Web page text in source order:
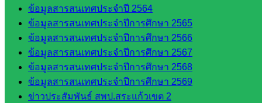
ข้อมูลสารสนเทศประจำปี 2564
ข้อมูลสารสนเทศประจำปีการศึกษา 2565
ข้อมูลสารสนเทศประจำปีการศึกษา 2566
ข้อมูลสารสนเทศประจำปีการศึกษา 2567
ข้อมูลสารสนเทศประจำปีการศึกษา 2568
ข้อมูลสารสนเทศประจำปีการศึกษา 2569
ข่าวประสัมพันธ์ สพป.สระแก้วเขต 2
เสริมการ
จัดการ
ศึกษา
กลุ่ม
บริหาร
งาน
บุคคล